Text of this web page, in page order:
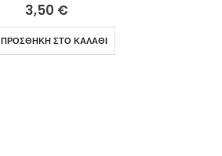
3,50 €
ΠΡΟΣΘΉΚΗ ΣΤΟ ΚΑΛΆΘΙ